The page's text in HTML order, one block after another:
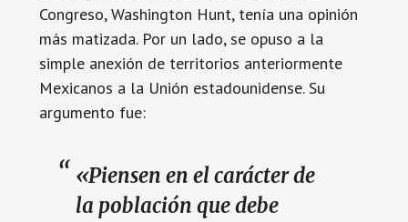
Congreso, Washington Hunt, tenía una opinión
más matizada. Por un lado, se opuso a la
simple anexión de territorios anteriormente
Mexicanos a la Unión estadounidense. Su
argumento fue:
«Piensen en el carácter de
la población que debe